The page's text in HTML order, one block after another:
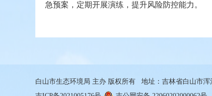
急预案，定期开展演练，提升风险防控能力。
白山市生态环境局 主办 版权所有 地址：吉林省白山市浑